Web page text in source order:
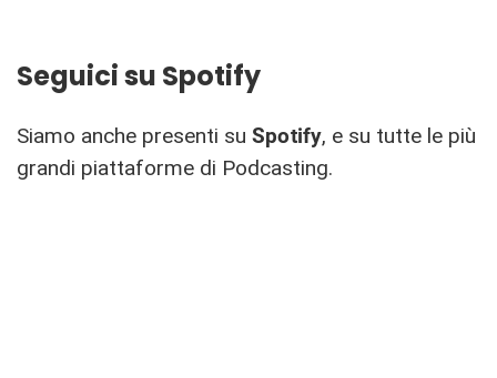
Seguici su Spotify
Siamo anche presenti su Spotify, e su tutte le più
grandi piattaforme di Podcasting.